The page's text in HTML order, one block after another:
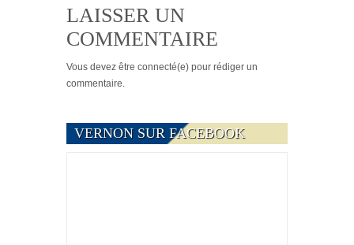
LAISSER UN
COMMENTAIRE
Vous devez être connecté(e) pour rédiger un
commentaire.
VERNON SUR FACEBOOK